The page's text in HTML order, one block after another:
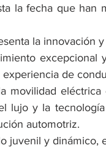
la fecha que
la innovación
excepcional
de
movilidad
lujo y la
automotriz.
juvenil y